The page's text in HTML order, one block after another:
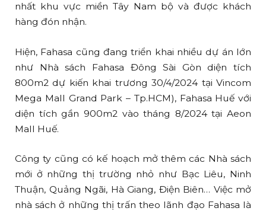
nhất khu vực miền Tây Nam bộ và được khách
hàng đón nhận.
Hiện, Fahasa cũng đang triển khai nhiều dự án lớn
như Nhà sách Fahasa Đông Sài Gòn diện tích
800m2 dự kiến khai trương 30/4/2024 tại Vincom
Mega Mall Grand Park – Tp.HCM), Fahasa Huế với
diện tích gần 900m2 vào tháng 8/2024 tại Aeon
Mall Huế.
Công ty cũng có kế hoạch mở thêm các Nhà sách
mới ở những thị trường nhỏ như Bạc Liêu, Ninh
Thuận, Quảng Ngãi, Hà Giang, Điện Biên… Việc mở
nhà sách ở những thị trấn theo lãnh đạo Fahasa là